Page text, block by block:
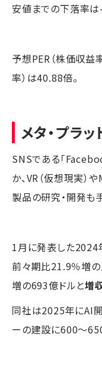
安値までの下落率は
予想PER（株価収益
率）は40.88倍。
メタ・プラ
SNSである「
か、VR（仮想現実）
製品の研究・開発も
1月に発表した2024
前々期比21.9％増
増の693億ドルと増
同社は2025年にAI
ーの建設に600～